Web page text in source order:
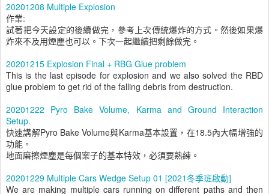
20201208 Multiple Explosion
作業:
試著把今天設定的後續做完，參考上次傳統爆炸的方式。然後如果爆
炸來不及用煙塵也可以。下次一起繼續把剩餘做完。
20201215 Explosion Final + RBG Glue problem
This is the last episode for explosion and we also solved the RBD
glue problem to get rid of the falling debris from destruction.
20201222 Pyro Bake Volume, Karma and Ground Interaction
Setup.
快速講解Pyro Bake Volume與Karma基本設置，在18.5內大幅增強的
功能。
地面磨擦煙塵是每個案子的基本特效，必須要熟練。
20201229 Multiple Cars Wedge Setup 01 [2021冬季班啟動]
We are making multiple cars running on different paths and then